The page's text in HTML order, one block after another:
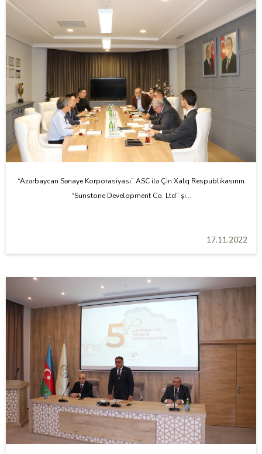
“Azərbaycan Sənaye Korporasiyası” ASC ilə Çin Xalq Respublikasının
“Sunstone Development Co. Ltd” şi...
17.11.2022